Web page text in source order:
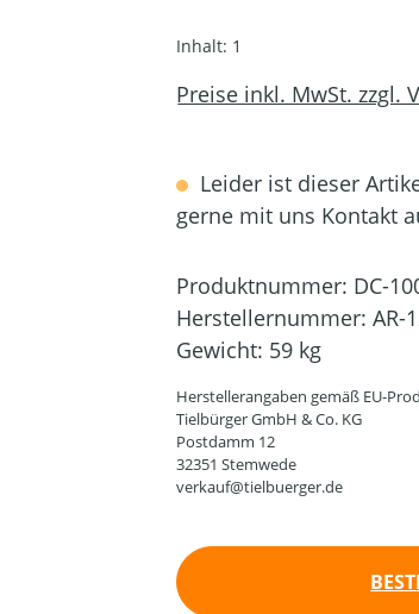
Inhalt: 1
Preise inkl. MwSt. zzgl.
Leider ist dieser
gerne mit uns Kontakt
Produktnummer: DC-
Herstellernummer: AR-
Gewicht: 59 kg
Herstellerangaben gemäß EU-
Tielbürger GmbH & Co. KG
Postdamm 12
32351 Stemwede
verkauf@tielbuerger.de